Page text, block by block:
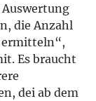
die Anzahl
ermitteln“,
Es braucht
dei ab dem